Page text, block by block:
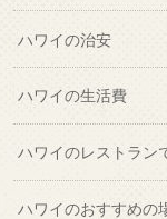
ハワイの治安
ハワイの生活費
ハワイのレストラン
ハワイのおすすめの